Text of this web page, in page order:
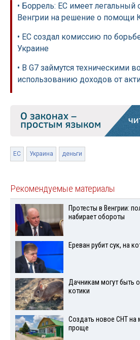
• Боррель: ЕС имеет легальный
Венгрии на решение о помощи
• ЕС создал комиссию по
Украине
• В G7 займутся техническими
использованию доходов от
ЕС Украина деньги
Рекомендуемые материалы
Протесты в Венгрии:
набирает обороты
Ереван рубит сук, на
Дачникам могут быть
котики
Создать новое СНТ на
проще